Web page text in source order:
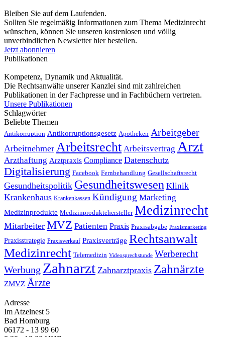
Bleiben Sie auf dem Laufenden.
Sollten Sie regelmäßig Informationen zum Thema Medizinrecht
wünschen, können Sie unseren kostenlosen und völlig
unverbindlichen Newsletter hier bestellen.
Jetzt abonnieren
Publikationen
Kompetenz, Dynamik und Aktualität.
Die Rechtsanwälte unserer Kanzlei sind mit zahlreichen
Publikationen in der Fachpresse und in Fachbüchern vertreten.
Unsere Publikationen
Schlagwörter
Beliebte Themen
Antikorruption Antikorruptionsgesetz Apotheken Arbeitgeber
Arbeitnehmer Arbeitsrecht Arbeitsvertrag Arzt
Arzthaftung Arztpraxis Compliance Datenschutz
Digitalisierung Facebook Fernbehandlung Gesellschaftsrecht
Gesundheitspolitik Gesundheitswesen Klinik
Krankenhaus Krankenkassen Kündigung Marketing
Medizinprodukte Medizinproduktehersteller Medizinrecht
Mitarbeiter MVZ Patienten Praxis Praxisabgabe Praxismarketing
Praxisstrategie Praxisverkauf Praxisverträge Rechtsanwalt
Medizinrecht Telemedizin Videosprechstunde Werberecht
Werbung Zahnarzt Zahnarztpraxis Zahnärzte
ZMVZ Ärzte
Adresse
Im Atzelnest 5
Bad Homburg
06172 - 13 99 60